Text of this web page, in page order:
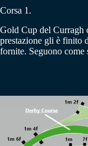
Corsa 1.
Gold Cup del Curragh
prestazione gli è finito
fornite. Seguono